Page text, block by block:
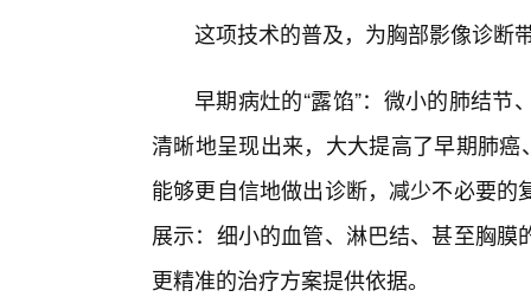
这项技术的普及，为胸部影像诊断
早期病灶的“露馅”：微小的肺结
清晰地呈现出来，大大提高了早期肺
能够更自信地做出诊断，减少不必要
展示：细小的血管、淋巴结、甚至胸
更精准的治疗方案提供依据。